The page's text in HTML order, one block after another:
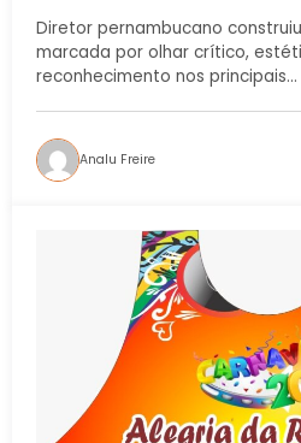
Diretor pernambucano
marcada por olhar crítico,
reconhecimento nos principais…
Analu Freire